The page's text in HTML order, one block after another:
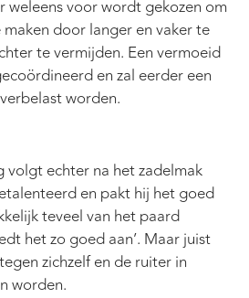
weleens voor wordt gekozen om
door langer en vaker te
te vermijden. Een vermoeid
en zal eerder een
worden.
echter na het zadelmak
en pakt hij het goed
teveel van het paard
het zo goed aan’. Maar juist
zichzelf en de ruiter in
worden.